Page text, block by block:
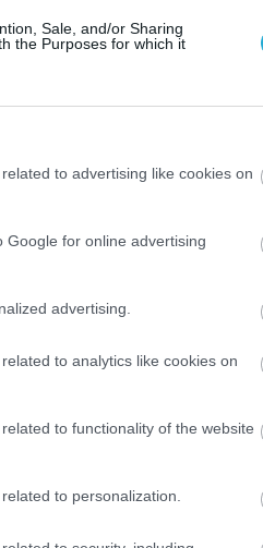
Sale, and/or Sharing
the Purposes for which it
to advertising like cookies on
Google for online advertising
advertising.
to analytics like cookies on
to functionality of the website
to personalization.
50% υπ. – 33% άριστες),
(4/10 επ., 1 μπλοκ), Ίκιτς
υπ. – 27% άριστες),
Ηλιοπούλου,
υπ. – 37% άριστες),
άριστες), Τερζόγλου
1 άσσος, 1 μπλοκ) /